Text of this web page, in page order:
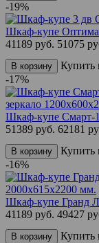
-19%
Шкаф-купе Оптима
41189 руб. 51075
В корзину
Купить
-17%
Шкаф-купе Смарт-
51389 руб. 62181
В корзину
Купить
-16%
Шкаф-купе Гранд
41189 руб. 49427
В корзину Купить